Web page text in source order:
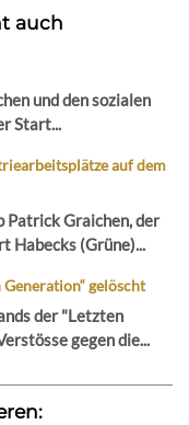
auch
und den sozialen
Start...
auf dem
Patrick Graichen, der
Habecks (Grüne)...
gelöscht
der "Letzten
gegen die...